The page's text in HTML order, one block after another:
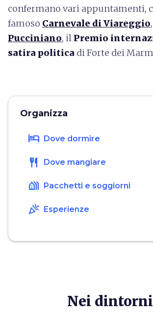
confermano vari appuntamenti,
famoso Carnevale di Viareggio
Pucciniano, il Premio
satira politica di Forte dei
Organizza
hotel Dove dormire
restaurant Dove mangiare
holiday_village Pacchetti e soggiorni
celebration Esperienze
Nei dintorni